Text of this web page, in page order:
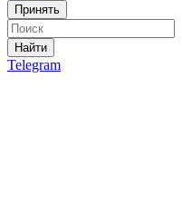
Принять
Найти
Telegram